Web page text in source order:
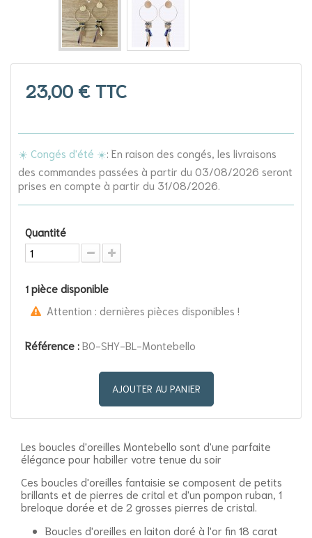
Les boucles d'oreilles Montebello sont d'une parfaite
élégance pour habiller votre tenue du soir
Ces boucles d'oreilles fantaisie se composent de petits
brillants et de pierres de crital et d'un pompon ruban, 1
breloque dorée et de 2 grosses pierres de cristal.
Boucles d'oreilles en laiton doré à l'or fin 18 carat
23,00 € TTC
☀️ Congés d'été ☀️: En raison des congés, les livraisons
des commandes passées à partir du 03/08/2026 seront
prises en compte à partir du 31/08/2026.
Quantité
1 pièce disponible
Attention : dernières pièces disponibles !
Référence : BO-SHY-BL-Montebello
AJOUTER AU PANIER